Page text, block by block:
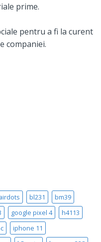
prime.
pentru a fi la curent
companiei.
airdots bl231
bm39
google pixel 4
h4113
iphone 11